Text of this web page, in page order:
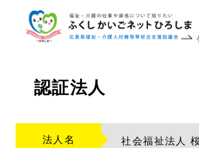
認証法人
法人名 社会福祉法人